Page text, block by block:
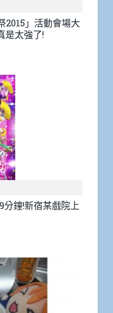
2015」活動會場大
是太強了!
分鐘!新宿某戲院上